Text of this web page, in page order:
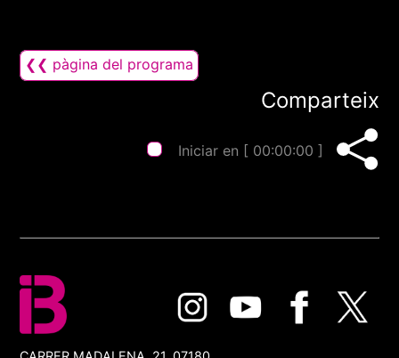
❮❮ pàgina del programa
Comparteix
Iniciar en [ 00:00:00 ]